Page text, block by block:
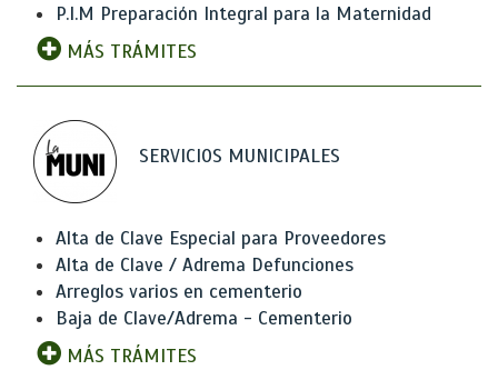
P.I.M Preparación Integral para la Maternidad
MÁS TRÁMITES
SERVICIOS MUNICIPALES
Alta de Clave Especial para Proveedores
Alta de Clave / Adrema Defunciones
Arreglos varios en cementerio
Baja de Clave/Adrema - Cementerio
MÁS TRÁMITES